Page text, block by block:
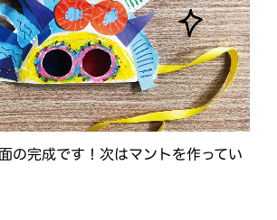
の完成です！次はマントを作ってい